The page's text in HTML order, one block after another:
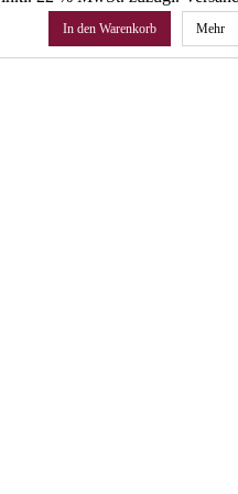
In den Warenkorb Mehr